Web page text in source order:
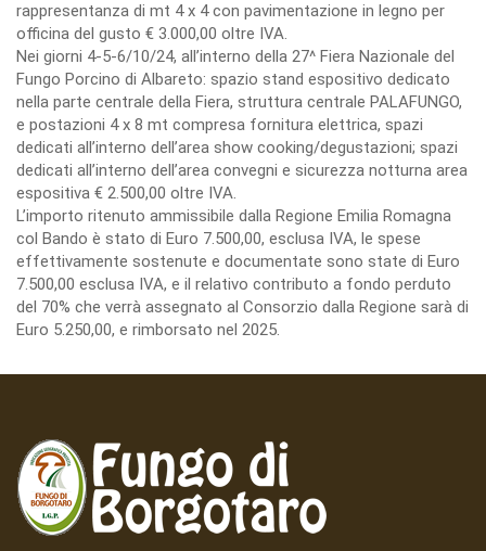
rappresentanza di mt 4 x 4 con pavimentazione in legno per
officina del gusto € 3.000,00 oltre IVA.
Nei giorni 4-5-6/10/24, all’interno della 27^ Fiera Nazionale del
Fungo Porcino di Albareto: spazio stand espositivo dedicato
nella parte centrale della Fiera, struttura centrale PALAFUNGO,
e postazioni 4 x 8 mt compresa fornitura elettrica, spazi
dedicati all’interno dell’area show cooking/degustazioni; spazi
dedicati all’interno dell’area convegni e sicurezza notturna area
espositiva € 2.500,00 oltre IVA.
L’importo ritenuto ammissibile dalla Regione Emilia Romagna
col Bando è stato di Euro 7.500,00, esclusa IVA, le spese
effettivamente sostenute e documentate sono state di Euro
7.500,00 esclusa IVA, e il relativo contributo a fondo perduto
del 70% che verrà assegnato al Consorzio dalla Regione sarà di
Euro 5.250,00, e rimborsato nel 2025.